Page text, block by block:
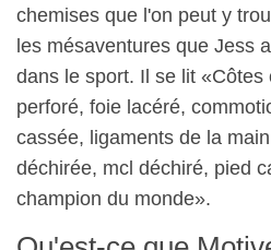
chemises que l'on peut y
les mésaventures que Jess
dans le sport. Il se lit «Côtes
perforé, foie lacéré,
cassée, ligaments de la
déchirée, mcl déchiré, pied
champion du monde».